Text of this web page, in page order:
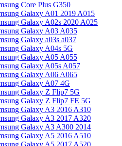
Core Plus G350
Galaxy A01 2019 A015
Galaxy A02s 2020 A025
Galaxy A03 A035
Galaxy a03s a037
Galaxy A04s 5G
Galaxy A05 A055
Galaxy A05s A057
Galaxy A06 A065
Galaxy A07 4G
Galaxy Z Flip7 5G
Galaxy Z Flip7 FE 5G
Galaxy A3 2016 A310
Galaxy A3 2017 A320
Galaxy A3 A300 2014
Galaxy A5 2016 A510
Galaxy A5 2017 A520